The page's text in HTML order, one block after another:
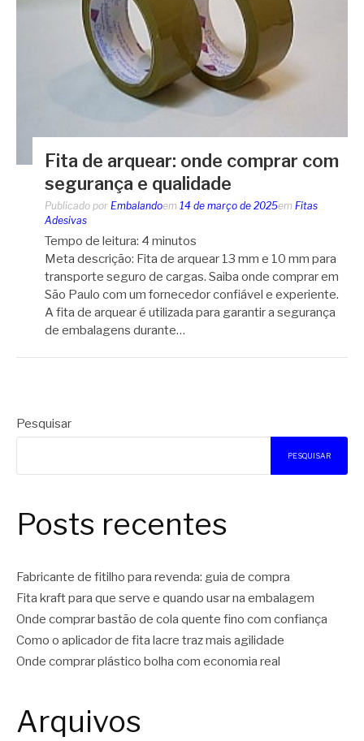
Fita de arquear: onde comprar com
segurança e qualidade
Publicado por Embalandoem 14 de março de 2025em Fitas
Adesivas
Tempo de leitura: 4 minutos
Meta descrição: Fita de arquear 13 mm e 10 mm para
transporte seguro de cargas. Saiba onde comprar em
São Paulo com um fornecedor confiável e experiente.
A fita de arquear é utilizada para garantir a segurança
de embalagens durante…
Pesquisar
PESQUISAR
Posts recentes
Fabricante de fitilho para revenda: guia de compra
Fita kraft para que serve e quando usar na embalagem
Onde comprar bastão de cola quente fino com confiança
Como o aplicador de fita lacre traz mais agilidade
Onde comprar plástico bolha com economia real
Arquivos